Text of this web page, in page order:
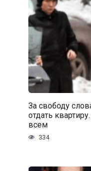
За свободу
отдать
всем
334